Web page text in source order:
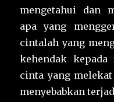
mengetahui dan
apa yang
cintalah yang
kehendak
cinta yang
menyebabkan